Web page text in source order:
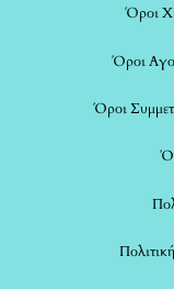
Όροι
Όροι
Όροι